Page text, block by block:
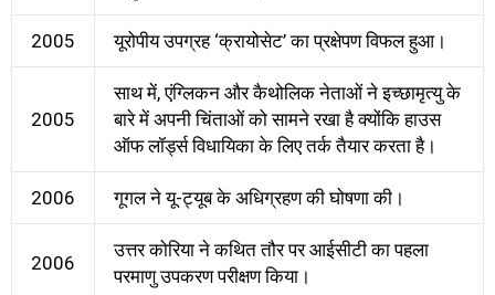
2005 यूरोपीय उपग्रह ‘क्रायोसेट’ का प्रक्षेपण विफल हुआ।
2005
साथ में, एंग्लिकन और कैथोलिक नेताओं ने इच्छामृत्यु के
बारे में अपनी चिंताओं को सामने रखा है क्योंकि हाउस
ऑफ लॉर्ड्स विधायिका के लिए तर्क तैयार करता है।
2006 गूगल ने यू-ट्यूब के अधिग्रहण की घोषणा की।
2006
उत्तर कोरिया ने कथित तौर पर आईसीटी का पहला
परमाणु उपकरण परीक्षण किया।